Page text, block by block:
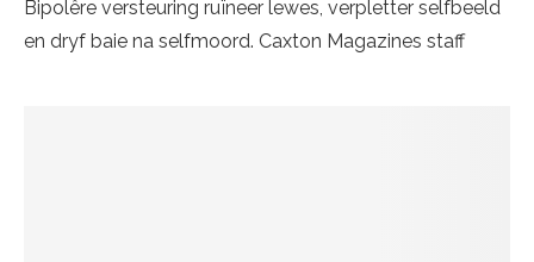
Bipolêre versteuring ruïneer lewes, verpletter selfbeeld
en dryf baie na selfmoord. Caxton Magazines staff